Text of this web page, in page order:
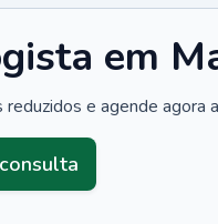
em
e agende agora